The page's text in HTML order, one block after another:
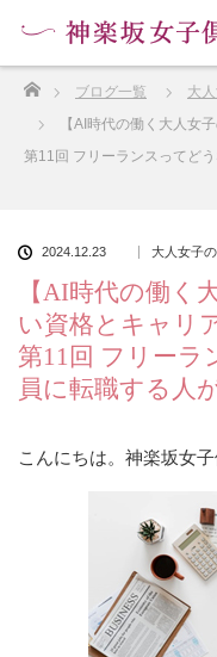
ブログ一覧
大
【AI時代の働く大人女
第11回 フリーランスってど
2024.12.23 大人女子
【AI時代の働く
い資格とキャリ
第11回 フリーラ
員に転職する人
こんにちは。神楽坂女子